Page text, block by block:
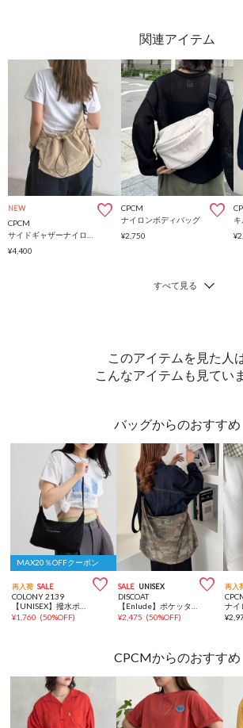
NEW
CPCM
¥4,400
CPCM
ナイロンボディバッグ
¥2,750
このアイテムを見た人
こんなアイテムも見てい
バッグからのおすすめ
MAX20％OFFクーポン
再入荷 SALE 
COLONY 2139
¥1,760 (50%OFF)
SALE UNISEX 
DISCOAT
¥2,475 (50%OFF)
再入
¥
CPCMからのおすすめ